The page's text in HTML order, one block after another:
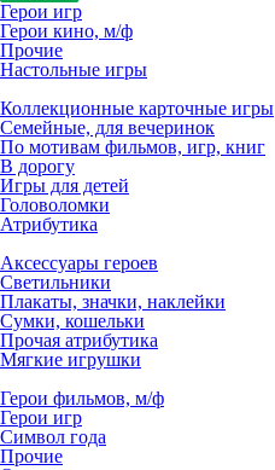
Герои игр
Герои кино, м/ф
Прочие
Настольные игры
Коллекционные карточные игры
Семейные, для вечеринок
По мотивам фильмов, игр, книг
В дорогу
Игры для детей
Головоломки
Атрибутика
Аксессуары героев
Светильники
Плакаты, значки, наклейки
Сумки, кошельки
Прочая атрибутика
Мягкие игрушки
Герои фильмов, м/ф
Герои игр
Символ года
Прочие